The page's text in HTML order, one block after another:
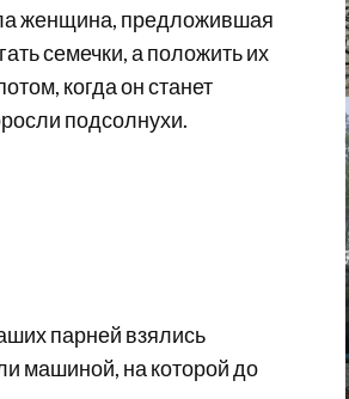
женщина, предложившая
семечки, а положить их
когда он станет
подсолнухи.
парней взялись
машиной, на которой до